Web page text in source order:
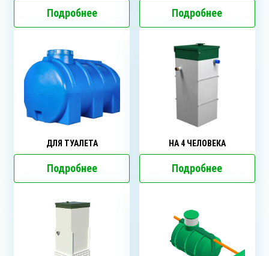
Подробнее Подробнее
ДЛЯ ТУАЛЕТА
Подробнее
НА 4 ЧЕЛОВЕКА
Подробнее